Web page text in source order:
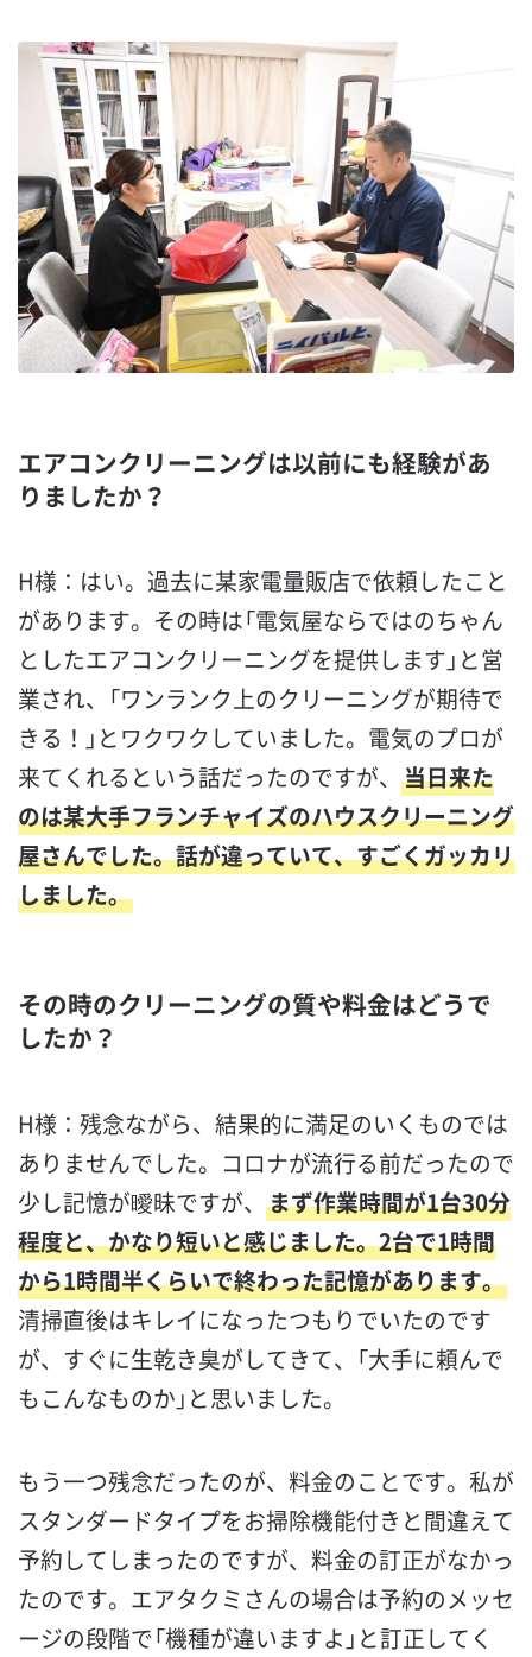
エアコンクリーニングは以前にも経験があ
りましたか？
H様：はい。過去に某家電量販店で依頼したこと
があります。その時は「電気屋ならではのちゃん
としたエアコンクリーニングを提供します」と営
業され、「ワンランク上のクリーニングが期待で
きる！」とワクワクしていました。電気のプロが
来てくれるという話だったのですが、 当日来た
のは某大手フランチャイズのハウスクリーニング
屋さんでした。話が違っていて、すごくガッカリ
しました。
その時のクリーニングの質や料金はどうで
したか？
H様：残念ながら、結果的に満足のいくものでは
ありませんでした。コロナが流行る前だったので
少し記憶が曖昧ですが、 まず作業時間が1台30分
程度と、かなり短いと感じました。2台で1時間
から1時間半くらいで終わった記憶があります。
清掃直後はキレイになったつもりでいたのです
が、すぐに生乾き臭がしてきて、「大手に頼んで
もこんなものか」と思いました。
もう一つ残念だったのが、料金のことです。私が
スタンダードタイプをお掃除機能付きと間違えて
予約してしまったのですが、料金の訂正がなかっ
たのです。エアタクミさんの場合は予約のメッセ
ージの段階で「機種が違いますよ」と訂正してく